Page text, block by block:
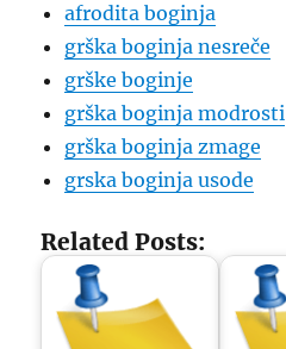
afrodita boginja
grška boginja nesreče
grške boginje
grška boginja modrosti
grška boginja zmage
grska boginja usode
Related Posts: